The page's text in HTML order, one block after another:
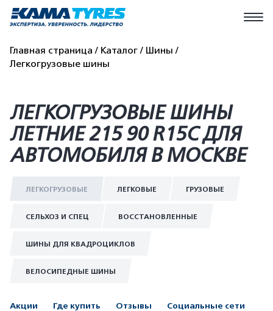
Главная страница Каталог
Шины
Легкогрузовые шины
ЛЕГКОГРУЗОВЫЕ ШИНЫ
ЛЕТНИЕ 215 90 R15C ДЛЯ
АВТОМОБИЛЯ В МОСКВЕ
ЛЕГКОГРУЗОВЫЕ ЛЕГКОВЫЕ ГРУЗОВЫЕ
СЕЛЬХОЗ И СПЕЦ ВОССТАНОВЛЕННЫЕ
ШИНЫ ДЛЯ КВАДРОЦИКЛОВ
ВЕЛОСИПЕДНЫЕ ШИНЫ
Акции Где купить Отзывы Социальные сети